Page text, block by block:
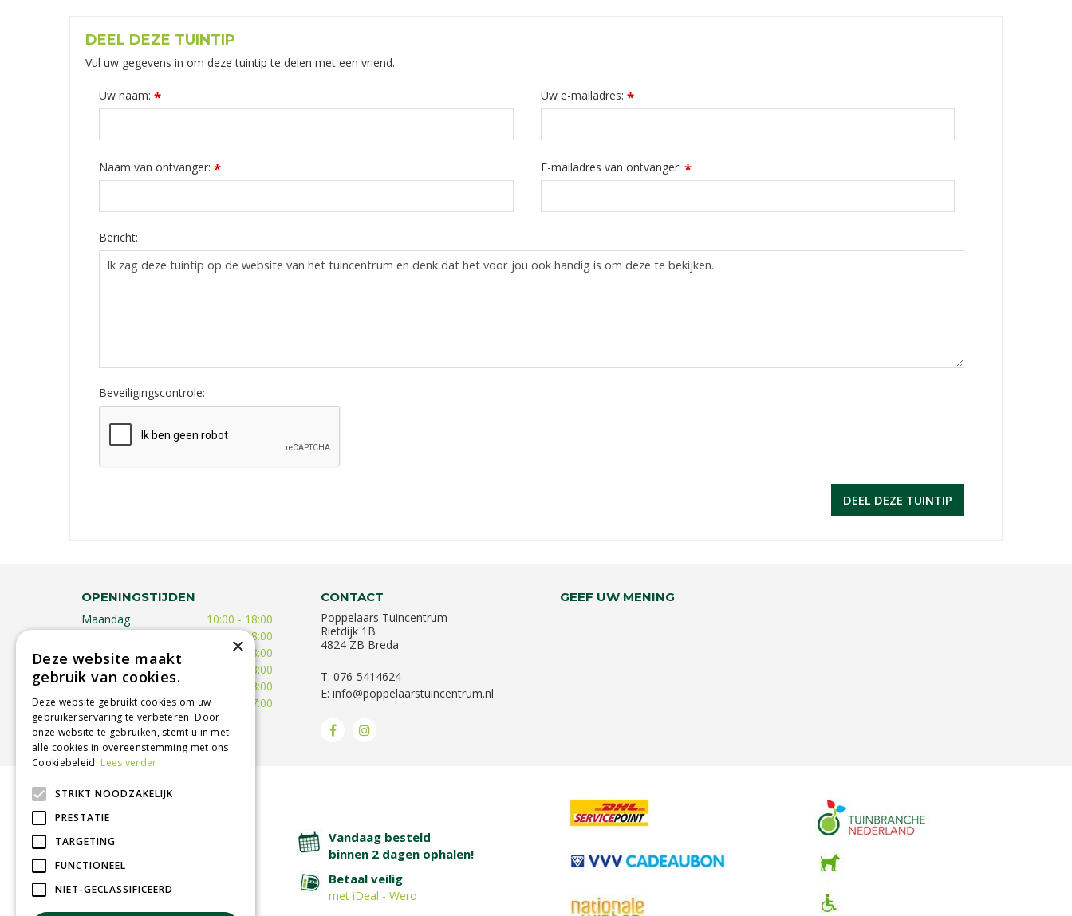
DEEL DEZE TUINTIP
Vul uw gegevens in om deze tuintip te delen met een vriend.
Uw naam: * Uw e-mailadres: *
Naam van ontvanger: * E-mailadres van ontvanger: *
Bericht:
Beveiligingscontrole:
OPENINGSTIJDEN
Maandag
10:00 - 18:00
09:30 - 18:00
Woensdag
09:30 - 18:00
09:30 - 18:00
Vrijdag
09:00 - 18:00
Zaterdag
09:00 - 17:00
Toon alle openingstijden
CONTACT
Poppelaars Tuincentrum
Rietdijk 1B
4824 ZB Breda
T: 076-5414624
E: info@poppelaarstuincentrum.nl
GEEF UW MENING
BETROUWBARE SERVICE
Lage verzendkosten
Vandaag besteld
binnen 2 dagen ophalen!
Betaal veilig
met iDeal - Wero
×
Deze website maakt
gebruik van cookies.
Deze website gebruikt cookies om uw
gebruikerservaring te verbeteren. Door
onze website te gebruiken, stemt u in met
alle cookies in overeenstemming met ons
Cookiebeleid. Lees verder
STRIKT NOODZAKELIJK
PRESTATIE
TARGETING
FUNCTIONEEL
NIET-GECLASSIFICEERD